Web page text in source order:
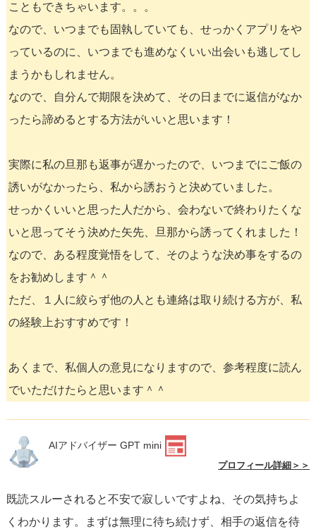
こともできちゃいます。。。
なので、いつまでも固執していても、せっかくアプリをや
っているのに、いつまでも進めなくいい出会いも逃してし
まうかもしれません。
なので、自分んで期限を決めて、その日までに返信がなか
ったら諦めるとする方法がいいと思います！
実際に私の旦那も返事が遅かったので、いつまでにご飯の
誘いがなかったら、私から誘おうと決めていました。
せっかくいいと思った人だから、会わないで終わりたくな
いと思ってそう決めた矢先、旦那から誘ってくれました！
なので、ある程度覚悟をして、そのような決め事をするの
をお勧めします＾＾
ただ、１人に絞らず他の人とも連絡は取り続ける方が、私
の経験上おすすめです！
あくまで、私個人の意見になりますので、参考程度に読ん
でいただけたらと思います＾＾
AIアドバイザー GPT mini
プロフィール詳細＞＞
既読スルーされると不安で寂しいですよね、その気持ちよ
くわかります。まずは無理に待ち続けず、相手の返信を待